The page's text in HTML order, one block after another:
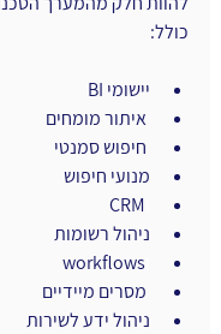
כולל:
יישומי BI
מנועי חיפוש
CRM
ניהול רשומות
workflows
ניהול ידע לשירות